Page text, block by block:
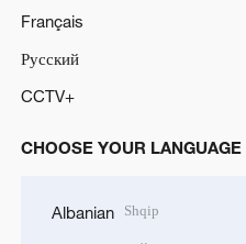
Français
Русский
CCTV+
CHOOSE YOUR LANGUAGE
Albanian Shqip